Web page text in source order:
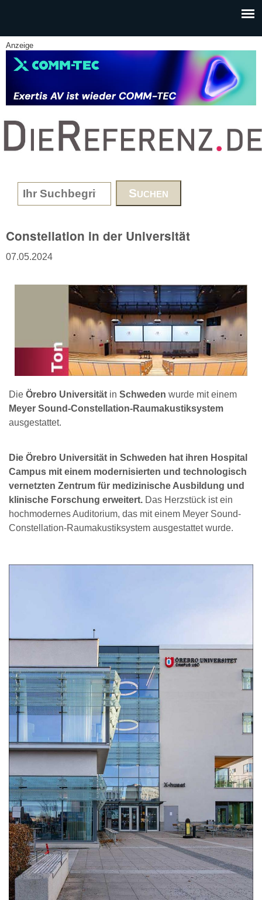
Anzeige
www.DieReferenz.de
Search form
Constellation in der Universität
07.05.2024
Die Örebro Universität in Schweden wurde mit einem
Meyer Sound-Constellation-Raumakustiksystem
ausgestattet.
Die Örebro Universität in Schweden hat ihren Hospital
Campus mit einem modernisierten und technologisch
vernetzten Zentrum für medizinische Ausbildung und
klinische Forschung erweitert. Das Herzstück ist ein
hochmodernes Auditorium, das mit einem Meyer Sound-
Constellation-Raumakustiksystem ausgestattet wurde.